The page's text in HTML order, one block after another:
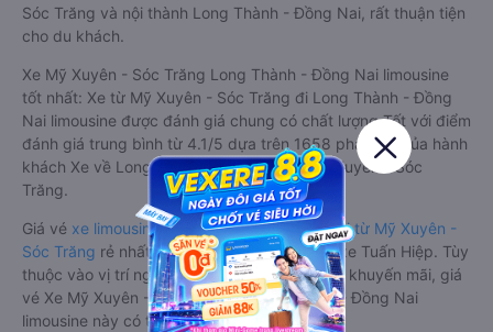
Sóc Trăng và nội thành Long Thành - Đồng Nai, rất thuận tiện
cho du khách.
Xe Mỹ Xuyên - Sóc Trăng Long Thành - Đồng Nai limousine
tốt nhất: Xe từ Mỹ Xuyên - Sóc Trăng đi Long Thành - Đồng
Nai limousine được đánh giá chung có chất lượng Tốt với điểm
đánh giá trung bình từ 4.1/5 dựa trên 1658 phản hồi của hành
khách Xe về Long Thành - Đồng Nai từ Mỹ Xuyên - Sóc
Trăng.
Giá vé xe limousine đi Long Thành - Đồng Nai từ Mỹ Xuyên -
Sóc Trăng rẻ nhất là 420000VND của hãng xe Tuấn Hiệp. Tùy
thuộc vào vị trí ngồi của bạn và chương trình khuyến mãi, giá
vé Xe Mỹ Xuyên - Sóc Trăng đi Long Thành - Đồng Nai
limousine này có thể sẽ rẻ hơn